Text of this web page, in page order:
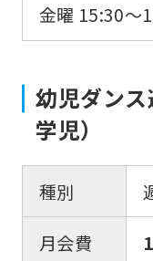
金曜 15:30〜
幼児ダン
学児）
種別
月会費